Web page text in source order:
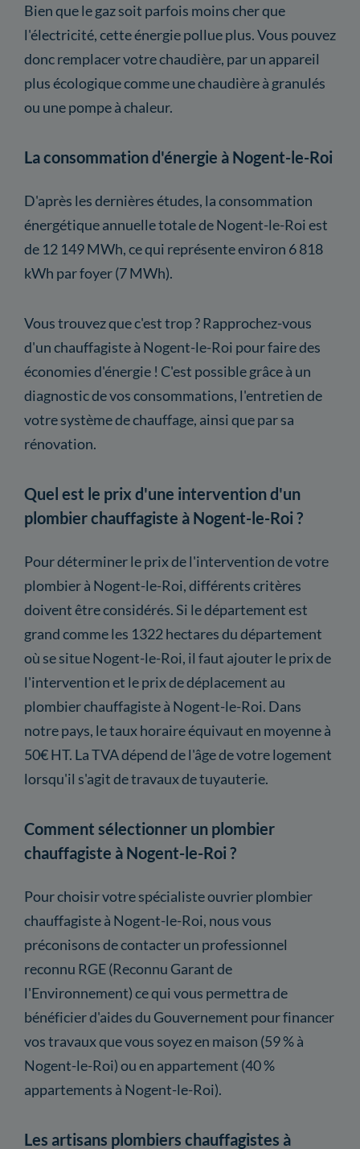
Bien que le gaz soit parfois moins cher que
l'électricité, cette énergie pollue plus. Vous pouvez
donc remplacer votre chaudière, par un appareil
plus écologique comme une chaudière à granulés
ou une pompe à chaleur.
La consommation d'énergie à Nogent-le-Roi
D'après les dernières études, la consommation
énergétique annuelle totale de Nogent-le-Roi est
de 12 149 MWh, ce qui représente environ 6 818
kWh par foyer (7 MWh).
Vous trouvez que c'est trop ? Rapprochez-vous
d'un chauffagiste à Nogent-le-Roi pour faire des
économies d'énergie ! C'est possible grâce à un
diagnostic de vos consommations, l'entretien de
votre système de chauffage, ainsi que par sa
rénovation.
Quel est le prix d'une intervention d'un
plombier chauffagiste à Nogent-le-Roi ?
Pour déterminer le prix de l'intervention de votre
plombier à Nogent-le-Roi, différents critères
doivent être considérés. Si le département est
grand comme les 1322 hectares du département
où se situe Nogent-le-Roi, il faut ajouter le prix de
l'intervention et le prix de déplacement au
plombier chauffagiste à Nogent-le-Roi. Dans
notre pays, le taux horaire équivaut en moyenne à
50€ HT. La TVA dépend de l'âge de votre logement
lorsqu'il s'agit de travaux de tuyauterie.
Comment sélectionner un plombier
chauffagiste à Nogent-le-Roi ?
Pour choisir votre spécialiste ouvrier plombier
chauffagiste à Nogent-le-Roi, nous vous
préconisons de contacter un professionnel
reconnu RGE (Reconnu Garant de
l'Environnement) ce qui vous permettra de
bénéficier d'aides du Gouvernement pour financer
vos travaux que vous soyez en maison (59 % à
Nogent-le-Roi) ou en appartement (40 %
appartements à Nogent-le-Roi).
Les artisans plombiers chauffagistes à